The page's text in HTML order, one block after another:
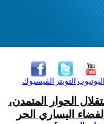
الفيسبوك التويتر اليوتيوب
الحوار المتمدن،
اليساري الحر